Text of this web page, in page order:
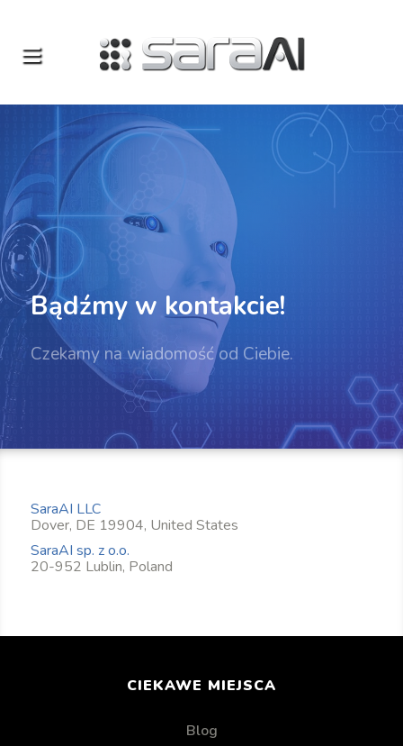
Bądźmy w kontakcie!
Czekamy na wiadomość od Ciebie.
SaraAI LLC
Dover, DE 19904, United States
SaraAI sp. z o.o.
20-952 Lublin, Poland
CIEKAWE MIEJSCA
Blog